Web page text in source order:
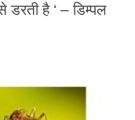
डरती है ‘ – डिम्पल